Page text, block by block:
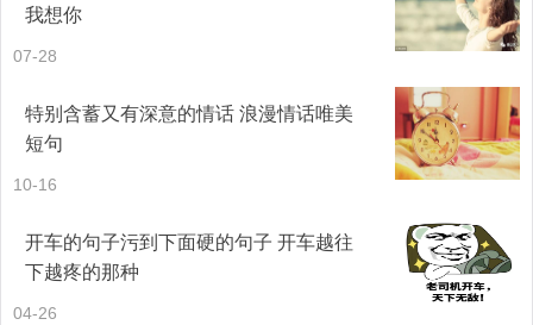
31.只有自己跟自己过得太久了人才会渴望爱情，也才有资
格获得爱情。
32.纵然世间任我挑，我选择仍是你。
33.最悲伤的事莫过于在痛苦中回忆起往昔的快乐。
34.最美的不是下雨天，是曾经和你躲过的屋檐。
35.最美莫过于未来有一天，睡前吻你，半夜抱你，醒来有
我想你
07-28
特别含蓄又有深意的情话 浪漫情话唯美
短句
10-16
开车的句子污到下面硬的句子 开车越往
下越疼的那种
04-26